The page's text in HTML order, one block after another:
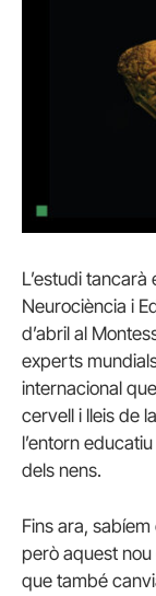
L’estudi
Neurociència i
d’abril al
experts
internacional
cervell i lleis de
l’entorn
dels nens.
Fins ara,
però aquest
que també